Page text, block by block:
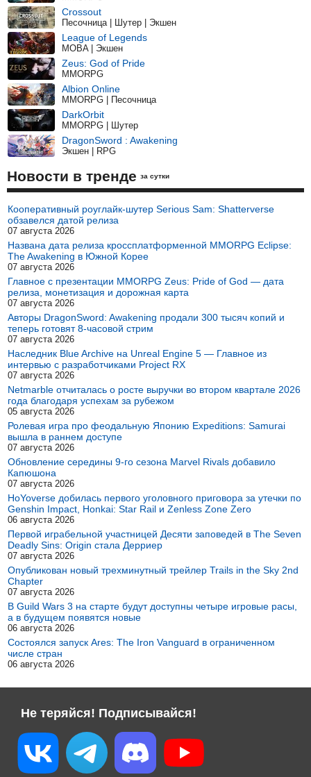
Crossout
Песочница | Шутер | Экшен
League of Legends
MOBA | Экшен
Zeus: God of Pride
MMORPG
Albion Online
MMORPG | Песочница
DarkOrbit
MMORPG | Шутер
DragonSword : Awakening
Экшен | RPG
Новости в тренде за сутки
Кооперативный роуглайк-шутер Serious Sam: Shatterverse
обзавелся датой релиза
07 августа 2026
Названа дата релиза кроссплатформенной MMORPG Eclipse:
The Awakening в Южной Корее
07 августа 2026
Главное с презентации MMORPG Zeus: Pride of God — дата
релиза, монетизация и дорожная карта
07 августа 2026
Авторы DragonSword: Awakening продали 300 тысяч копий и
теперь готовят 8-часовой стрим
07 августа 2026
Наследник Blue Archive на Unreal Engine 5 — Главное из
интервью с разработчиками Project RX
07 августа 2026
Netmarble отчиталась о росте выручки во втором квартале 2026
года благодаря успехам за рубежом
05 августа 2026
Ролевая игра про феодальную Японию Expeditions: Samurai
вышла в раннем доступе
07 августа 2026
Обновление середины 9-го сезона Marvel Rivals добавило
Капюшона
07 августа 2026
HoYoverse добилась первого уголовного приговора за утечки по
Genshin Impact, Honkai: Star Rail и Zenless Zone Zero
06 августа 2026
Первой играбельной участницей Десяти заповедей в The Seven
Deadly Sins: Origin стала Дерриер
07 августа 2026
Опубликован новый трехминутный трейлер Trails in the Sky 2nd
Chapter
07 августа 2026
В Guild Wars 3 на старте будут доступны четыре игровые расы,
а в будущем появятся новые
06 августа 2026
Состоялся запуск Ares: The Iron Vanguard в ограниченном
числе стран
06 августа 2026
Не теряйся! Подписывайся!